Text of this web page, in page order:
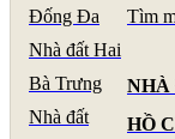
Đống Đa
Nhà đất Hai
Bà Trưng
Nhà đất
Tìm
HỒ